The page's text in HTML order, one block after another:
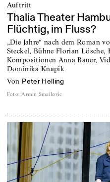
Auftritt
Thalia Theater
Flüchtig, im Fluss?
„Die Jahre“ nach dem Roman
Steckel, Bühne Florian Lösche,
Kompositionen Anna Bauer,
Dominika Knapik
von Peter Helling
Foto: Armin Smailovic